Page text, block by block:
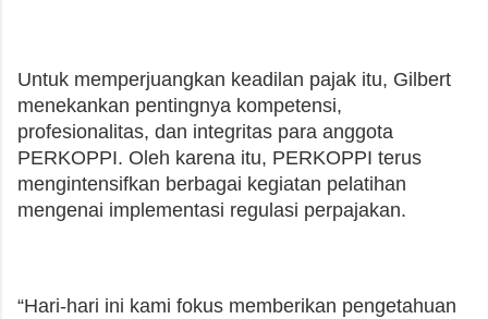
Untuk memperjuangkan keadilan pajak itu, Gilbert
menekankan pentingnya kompetensi,
profesionalitas, dan integritas para anggota
PERKOPPI. Oleh karena itu, PERKOPPI terus
mengintensifkan berbagai kegiatan pelatihan
mengenai implementasi regulasi perpajakan.
“Hari-hari ini kami fokus memberikan pengetahuan